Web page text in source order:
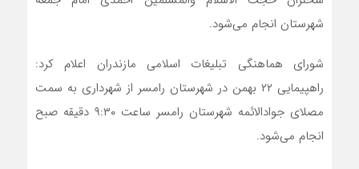
شهرستان انجام می‌شود.
شورای هماهنگی تبلیغات اسلامی مازندران اعلام کرد:
راهپیمایی ۲۲ بهمن در شهرستان رامسر از شهرداری به سمت
مصلای جوادالائمه شهرستان رامسر ساعت ۹:۳۰ دقیقه صبح
انجام می‌شود.